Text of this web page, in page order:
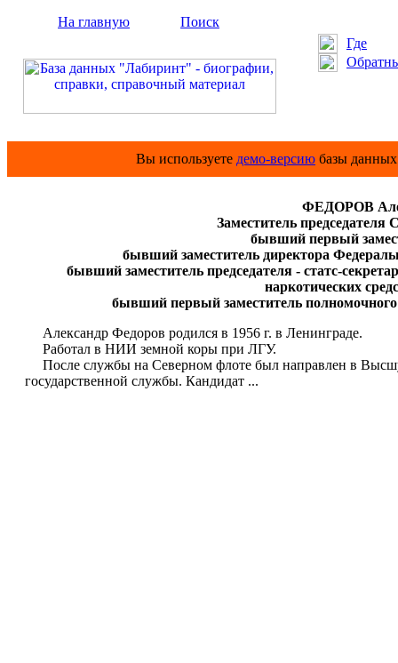
На главную
Поиск
Где
Вы используете демо-версию базы
ФЕДОРОВ
Заместитель председателя
бывший первый
бывший заместитель директора
бывший заместитель председателя - статс-
наркотических
бывший первый заместитель
Александр Федоров родился в 1956 г. в Ленинграде.
Работал в НИИ земной коры при ЛГУ.
После службы на Северном флоте был направлен в
государственной службы. Кандидат ...